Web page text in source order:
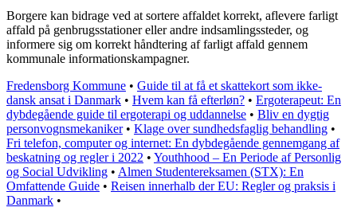
Borgere kan bidrage ved at sortere affaldet korrekt, aflevere farligt
affald på genbrugsstationer eller andre indsamlingssteder, og
informere sig om korrekt håndtering af farligt affald gennem
kommunale informationskampagner.
Fredensborg Kommune • Guide til at få et skattekort som ikke-
dansk ansat i Danmark • Hvem kan få efterløn? • Ergoterapeut: En
dybdegående guide til ergoterapi og uddannelse • Bliv en dygtig
personvognsmekaniker• Klage over sundhedsfaglig behandling •
Fri telefon, computer og internet: En dybdegående gennemgang af
beskatning og regler i 2022 • Youthhood – En Periode af Personlig
og Social Udvikling • Almen Studentereksamen (STX): En
Omfattende Guide • Reisen innerhalb der EU: Regler og praksis i
Danmark •